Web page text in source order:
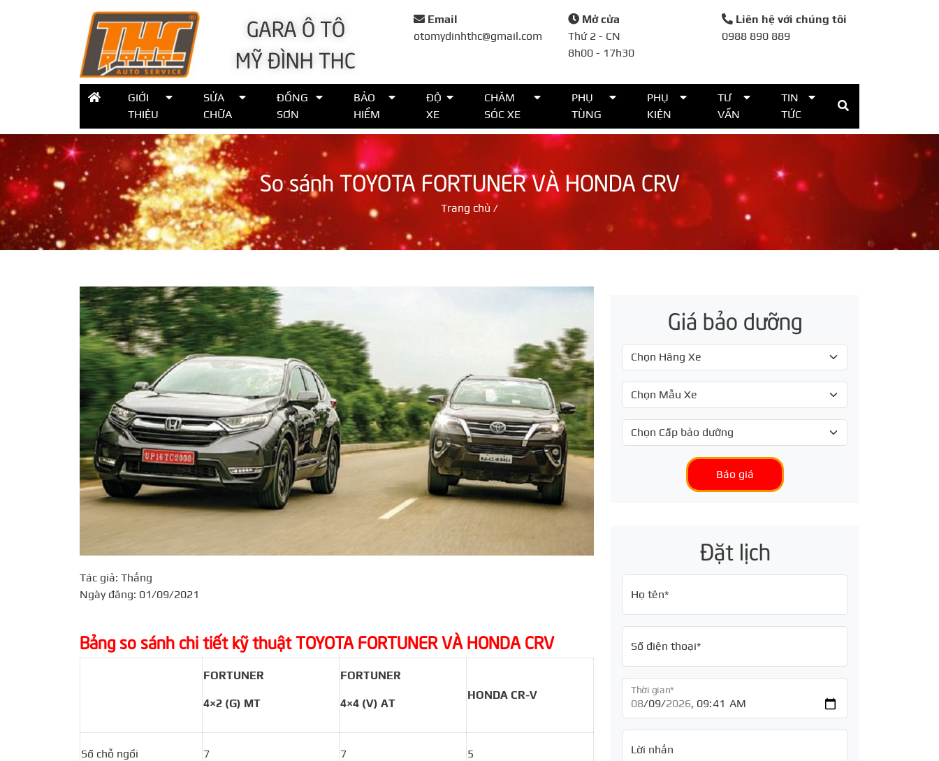
GARA Ô TÔ
MỸ ĐÌNH THC
Email
otomydinhthc@gmail.com
Mở cửa
Thứ 2 - CN
8h00 - 17h30
Liên hệ với chúng tôi
0988 890 889
GIỚI
THIỆU
SỬA
CHỮA
ĐỒNG
SƠN
BẢO
HIỂM
ĐỘ
XE
CHĂM
SÓC XE
PHỤ
TÙNG
PHỤ
KIỆN
TƯ
VẤN
TIN
TỨC
Đặt lịch
Họ tên*
Thời gian*
So sánh TOYOTA FORTUNER VÀ HONDA CRV
Trang chủ /
Tác giả: Thắng
Ngày đăng: 01/09/2021
Bảng so sánh chi tiết kỹ thuật TOYOTA FORTUNER VÀ HONDA CRV
FORTUNER
4×2 (G) MT
FORTUNER
4×4 (V) AT
HONDA CR-V
Số chỗ ngồi 7 7 5
Giá bảo dưỡng
Báo giá
Đặt lịch
Họ tên*
Số điện thoại*
Thời gian*
Lời nhắn